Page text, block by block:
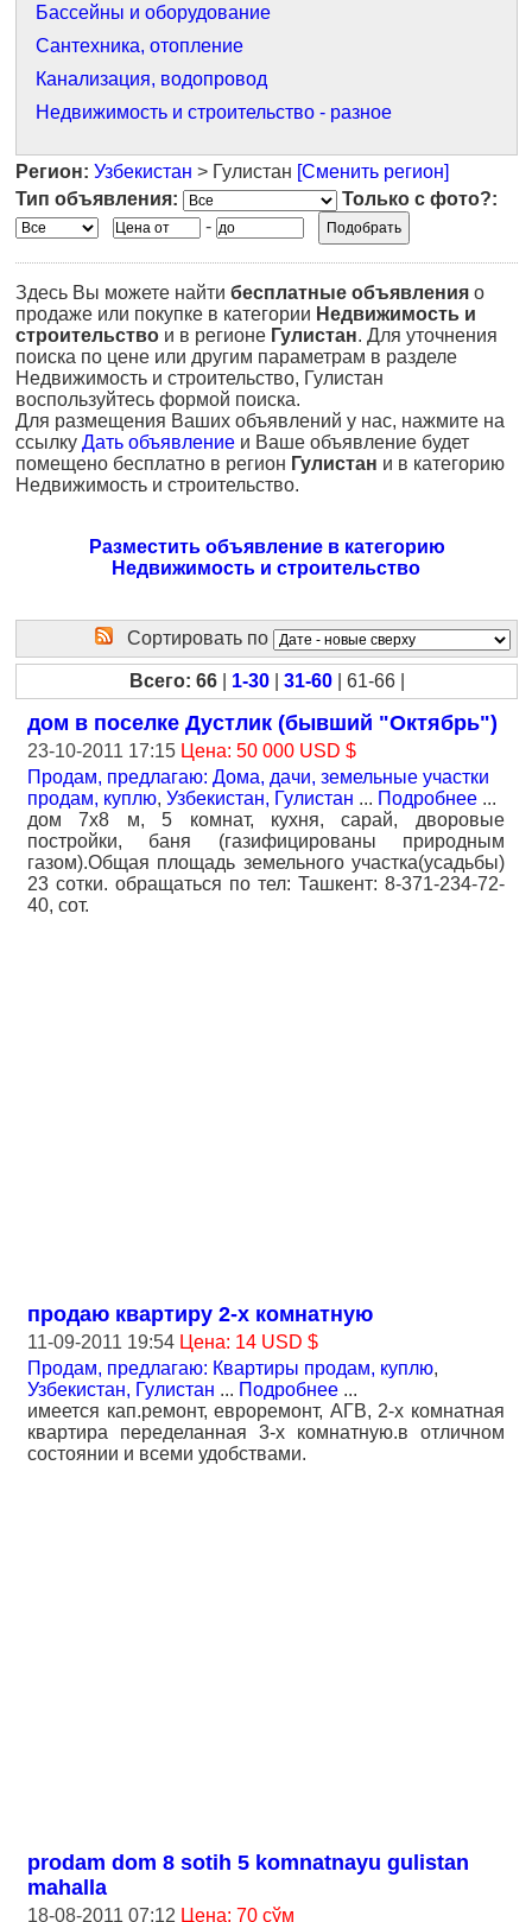
Бассейны и оборудование
Сантехника, отопление
Канализация, водопровод
Недвижимость и строительство - разное
Регион: Узбекистан > Гулистан [Сменить регион]
Тип объявления:
Только с фото?:
-
Здесь Вы можете найти бесплатные объявления о
продаже или покупке в категории Недвижимость и
строительство и в регионе Гулистан. Для уточнения
поиска по цене или другим параметрам в разделе
Недвижимость и строительство, Гулистан
воспользуйтесь формой поиска.
Для размещения Ваших объявлений у нас, нажмите на
ссылку Дать объявление и Ваше объявление будет
помещено бесплатно в регион Гулистан и в категорию
Недвижимость и строительство.
Разместить объявление в категорию
Недвижимость и строительство
Сортировать по
Всего: 66| 1-30| 31-60| 61-66 |
дом в поселке Дустлик (бывший "Октябрь")
23-10-2011 17:15 Цена: 50 000 USD $
Продам, предлагаю: Дома, дачи, земельные участки
продам, куплю, Узбекистан, Гулистан ... Подробнее ...
дом 7х8 м, 5 комнат, кухня, сарай, дворовые
постройки, баня (газифицированы природным
газом).Общая площадь земельного участка(усадьбы)
23 сотки. обращаться по тел: Ташкент: 8-371-234-72-
40, сот.
продаю квартиру 2-х комнатную
11-09-2011 19:54 Цена: 14 USD $
Продам, предлагаю: Квартиры продам, куплю,
Узбекистан, Гулистан ... Подробнее ...
имеется кап.ремонт, евроремонт, АГВ, 2-х комнатная
квартира переделанная 3-х комнатную.в отличном
состоянии и всеми удобствами.
prodam dom 8 sotih 5 komnatnayu gulistan
mahalla
18-08-2011 07:12 Цена: 70 сўм